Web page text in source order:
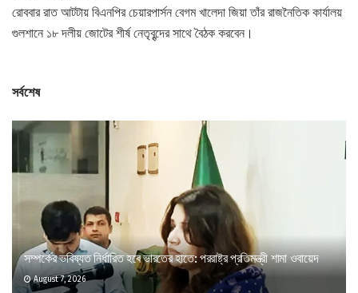
রোববার রাত আটটায় বিএনপির চেয়ারপার্সন বেগম খালেদা জিয়া তাঁর রাজনৈতিক কার্যালয়
গুলশানে ১৮ দলীয় জোটের শীর্ষ নেতৃবৃন্দের সাথে বৈঠক করবেন।
সর্বশেষ
সম্পর্কের ভবিষ্যত নির্ধারিত হবে ভারতের হাতে: পররাষ্ট্র প্রতিমন্ত্রী শামা ওবায়েদ
August 7, 2026